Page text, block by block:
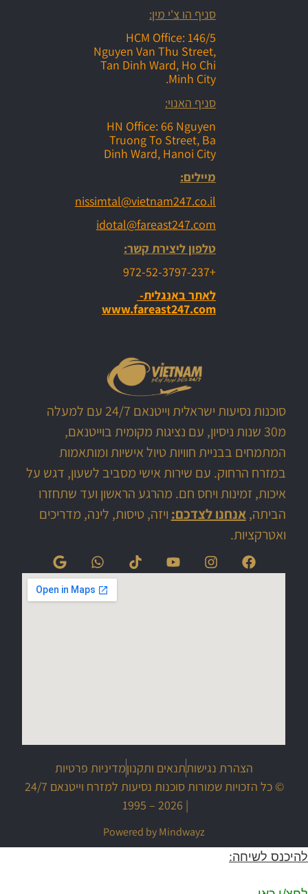
סניף הו צ'י מין:
HCM Office: 146/5
Nguyen Van Thu Street,
Tan Dinh Ward, Ho Chi
Minh City.
סניף האנוי:
HN Office: 66 Nguyen
Truong To Street, Ba
Dinh Ward, Hanoi City
מיילים:
nissimtal@vietnam247.co.il
idotal@fareast247.com
טלפון ליצירת קשר:
+972-52-3797-237
לאתר באנגלית-
www.fareast247.com
סוכנות נסיעות ישראלית וייטנאם 24/7 עם למעלה
מ30 שנות ניסיון, עם נציגות מקומית בוייטנאם,
המתמחים בבניית חוויות טיול אישיות ומותאמות
במזרח הרחוק. עם שירות אישי מסביב לשעון, דגש על
איכות, זמינות ויחס חם. מהרגע הראשון ועד שתחזרו
הביתה,אנחנו לצדכם: ויזה, טיסות, לינה, מדריכים
ואטרקציות.
הצהרת נגישותתנאים ותקנוןמדיניות פרטיות
© כל הזכויות שמורות סוכנות נסיעות למזרח וייטנאם 24/7
| 2026 – 1995
Powered by Mindwayz
להיכנס לשיחה: